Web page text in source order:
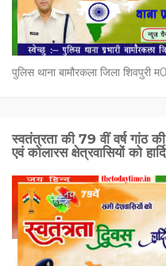
पुलिस थाना बामौरकला जिला शिवपुरी
स्वतंत्रता की 79 वीं वर्ष गांठ
एवं कोलारस क्षेत्रवासियों को